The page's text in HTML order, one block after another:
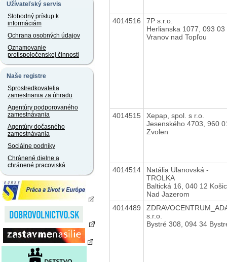
Užívateľský servis
Slobodný prístup k
informáciám
Ochrana osobných údajov
Oznamovanie
protispoločenskej činnosti
Naše registre
Sprostredkovatelia
zamestnania za úhradu
Agentúry podporovaného
zamestnávania
Agentúry dočasného
zamestnávania
Sociálne podniky
Chránené dielne a
chránené pracoviská
4014516
7P s.r.o.
Herlianska 1077, 093 03
Vranov nad Topľou
4014515
Xepap, spol. s r.o.
Jesenského 4703, 960
Zvolen
4014514
Natália Ulanovská -
TROLKA
Baltická 16, 040 12
Nad Jazerom
4014489
s.r.o.
Bystré 308, 094 34